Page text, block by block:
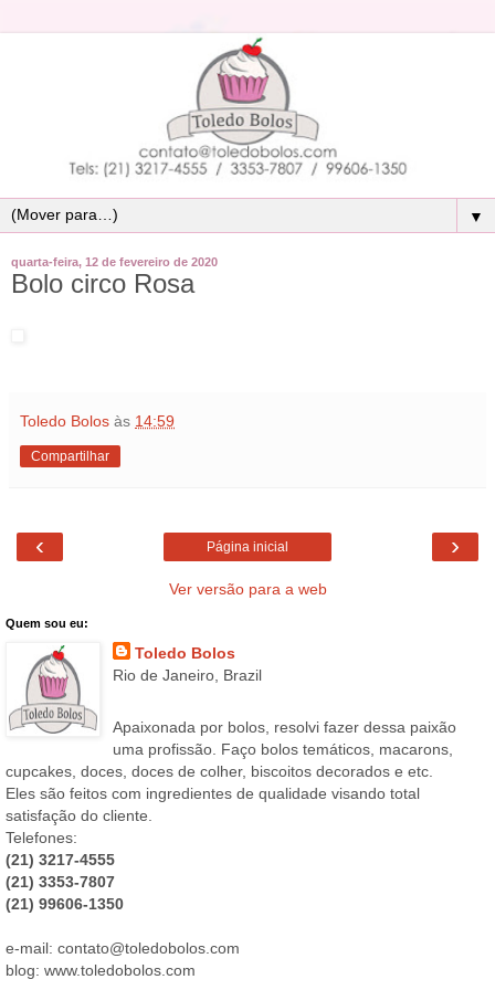
▼
quarta-feira, 12 de fevereiro de 2020
Bolo circo Rosa
Toledo Bolos às 14:59
Compartilhar
‹ ›
Página inicial
Ver versão para a web
Quem sou eu:
Toledo Bolos
Rio de Janeiro, Brazil
Apaixonada por bolos, resolvi fazer dessa paixão
uma profissão. Faço bolos temáticos, macarons,
cupcakes, doces, doces de colher, biscoitos decorados e etc.
Eles são feitos com ingredientes de qualidade visando total
satisfação do cliente.
Telefones:
(21) 3217-4555
(21) 3353-7807
(21) 99606-1350
e-mail: contato@toledobolos.com
blog: www.toledobolos.com